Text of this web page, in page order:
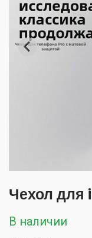
Чехол для
В наличии